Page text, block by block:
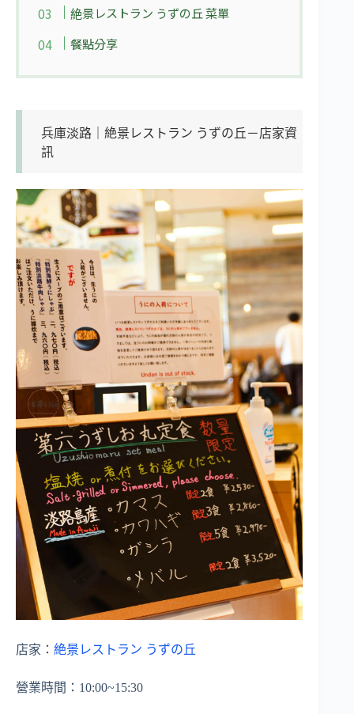
絶景レストラン うずの丘 菜單
餐點分享
兵庫淡路｜絶景レストラン うずの丘－店家資
訊
店家： 絶景レストラン うずの丘
營業時間：10:00~15:30